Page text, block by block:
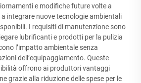
e modifiche future volte a
a integrare nuove tecnologie ambientali
I requisiti di manutenzione sono
lubrificanti e prodotti per la pulizia
l’impatto ambientale senza
dell’equipaggiamento. Queste
offrono ai produttori vantaggi
grazie alla riduzione delle spese per le